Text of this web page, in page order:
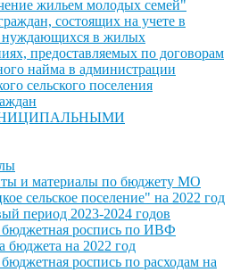
жильем молодых семей"
состоящих на учете в
нуждающихся в жилых
предоставляемых по договорам
найма в администрации
сельского поселения
и материалы по бюджету МО
сельское поселение" на 2022 год
период 2023-2024 годов
бюджетная роспись по ИВФ
бюджета на 2022 год
роспись по расходам на